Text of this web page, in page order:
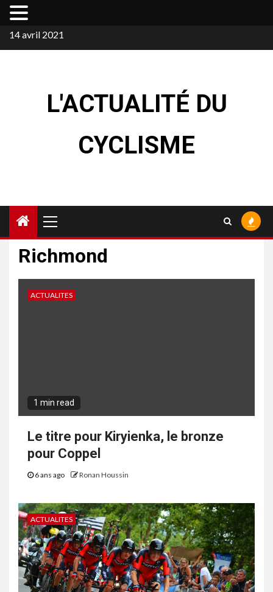
Skip
to
14 avril 2021
L'ACTUALITÉ DU
CYCLISME
Menu
Richmond
ACTUALITES
1 min read
Le titre pour Kiryienka, le bronze
pour Coppel
6 ans ago Ronan Houssin
ACTUALITES